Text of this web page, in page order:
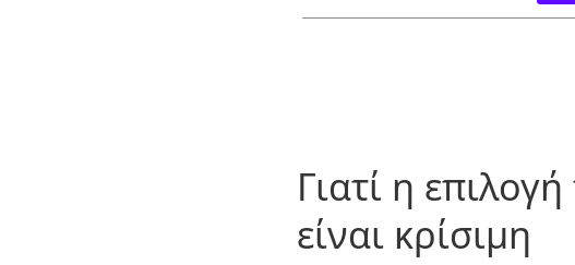
Γιατί η
είναι κρίσιμη